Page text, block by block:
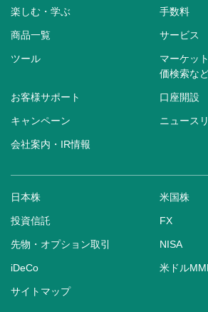
楽しむ・学ぶ 手数料
商品一覧 サービス
ツール
マーケッ
価検索な
お客様サポート 口座開設
キャンペーン ニュース
会社案内・IR情報
日本株 米国株
投資信託 FX
先物・オプション取引 NISA
iDeCo 米ドル
サイトマップ